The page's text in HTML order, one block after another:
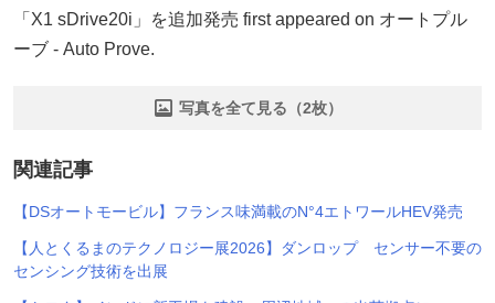
「X1 sDrive20i」を追加発売 first appeared on オートプル
ーブ - Auto Prove.
写真を全て見る（2枚）
関連記事
【DSオートモービル】フランス味満載のN°4エトワールHEV発売
【人とくるまのテクノロジー展2026】ダンロップ センサー不要の
センシング技術を出展